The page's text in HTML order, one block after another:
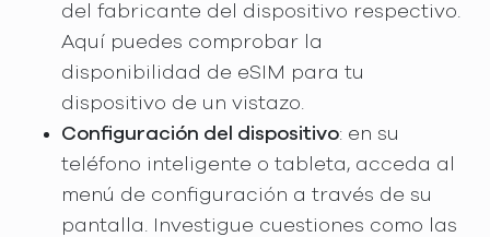
del fabricante del dispositivo respectivo.
Aquí puedes comprobar la
disponibilidad de eSIM para tu
dispositivo de un vistazo.
Configuración del dispositivo: en su
teléfono inteligente o tableta, acceda al
menú de configuración a través de su
pantalla. Investigue cuestiones como las